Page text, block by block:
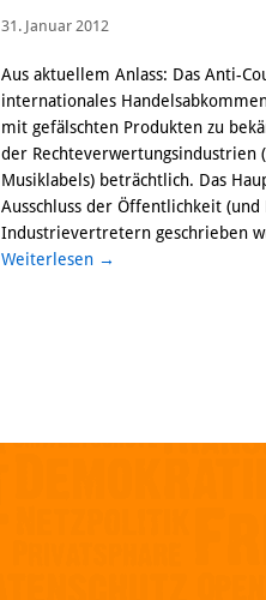
31. Januar 2012
Aus aktuellem Anlass: Das Anti-
internationales
mit gefälschten Produkten zu
der Rechteverwertungs­industrien
Musiklabels) beträchtlich. Das
Ausschluss der Öffentlichkeit (und
Industrievertretern geschrieben
Weiterlesen →